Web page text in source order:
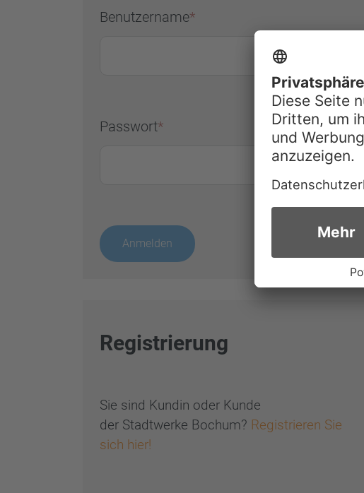
Benutzername*(Pflichtfeld)
Passwort*(Pflichtfeld)
Anmelden
Registrierung
Sie sind Kundin oder Kunde
der Stadtwerke Bochum? Registrieren Sie
sich hier!